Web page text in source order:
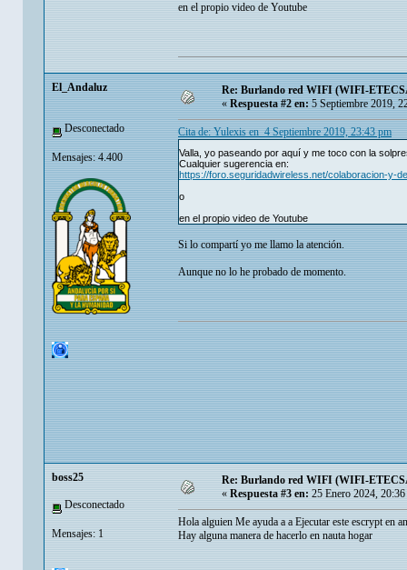
en el propio video de Youtube
El_Andaluz
Desconectado
Mensajes: 4.400
Re: Burlando red WIFI (WIFI-
«Respuesta #2 en:5 Septiembre 2019,
Cita de: Yulexis en 4 Septiembre 2019, 23:43 pm
Valla, yo paseando por aquí y me toco con la
Cualquier sugerencia en:
https://foro.seguridadwireless.net/colaboracion-y-
o
en el propio video de Youtube
Si lo compartí yo me llamo la atención.
Aunque no lo he probado de momento.
boss25
Desconectado
Mensajes: 1
Re: Burlando red WIFI (WIFI-
« Respuesta #3 en: 25 Enero 2024,
Hola alguien Me ayuda a a Ejecutar este escrypt en
Hay alguna manera de hacerlo en nauta hogar